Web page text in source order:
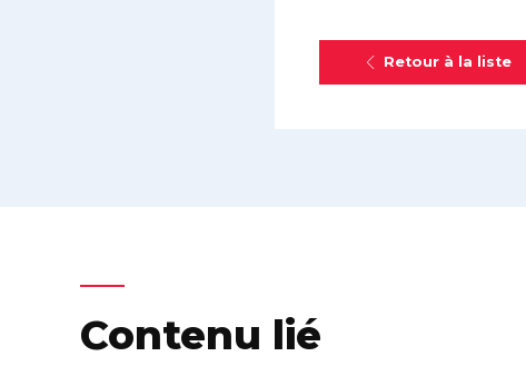
Retour à la liste
Contenu lié